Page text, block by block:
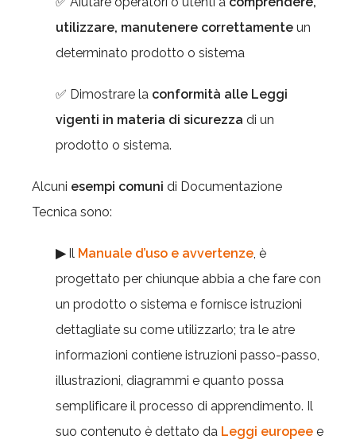
utilizzare, manutenere correttamente un
determinato prodotto o sistema
✅ Dimostrare la conformità alle Leggi
vigenti in materia di sicurezza di un
prodotto o sistema.
Alcuni esempi comuni di Documentazione
Tecnica sono:
▶ Il Manuale d’uso e avvertenze, è
progettato per chiunque abbia a che fare con
un prodotto o sistema e fornisce istruzioni
dettagliate su come utilizzarlo; tra le atre
informazioni contiene istruzioni passo-passo,
illustrazioni, diagrammi e quanto possa
semplificare il processo di apprendimento. Il
suo contenuto è dettato da Leggi europee e